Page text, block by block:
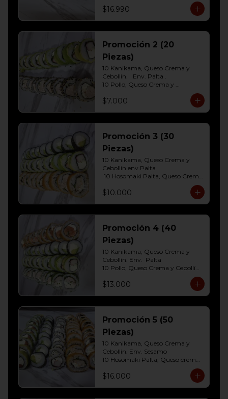
10 Palmito, queso crema y palta
Palta Env. Cibulette
10 Pollo, queso crema y cebollin
Env. Palta
10 Hosomaki (Queso crema)
10 Hosomaki ( Palta)
$16.990
Promoción 2 (20
Piezas)
10 Kanikama, Queso Crema y
Cebollín.	Env. Palta .
10 Pollo, Queso Crema y
frito
$7.000
Promoción 3 (30
Piezas)
10 Kanikama, Queso Crema y
Cebollín env.Palta
10 Hosomaki Palta, Queso Crema
10 Pollo, Queso Crema y Cebollin
Env. Frito
$10.000
Promoción 4 (40
Piezas)
10 Kanikama, Queso Crema y
Cebollín. Env.  Palta
10 Pollo, Queso Crema y Cebollín
10 Hosomaki Palta, Queso crema
$13.000
Promoción 5 (50
Piezas)
10 Kanikama, Queso Crema y
Cebollín. Env. Sesamo
10 Hosomaki Palta, Queso crema
Cebollín Env.Palta
10 Pollo, Queso Crema y Cebollín
$16.000